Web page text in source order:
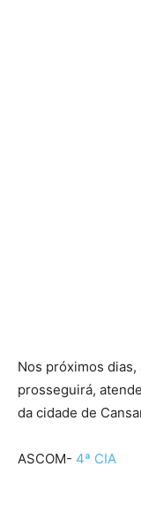
Nos próximos
prosseguirá,
da cidade de
ASCOM- 4ª CIA